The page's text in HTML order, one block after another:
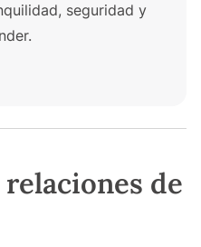
seguridad y
de